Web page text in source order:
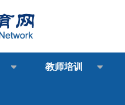
教师培训